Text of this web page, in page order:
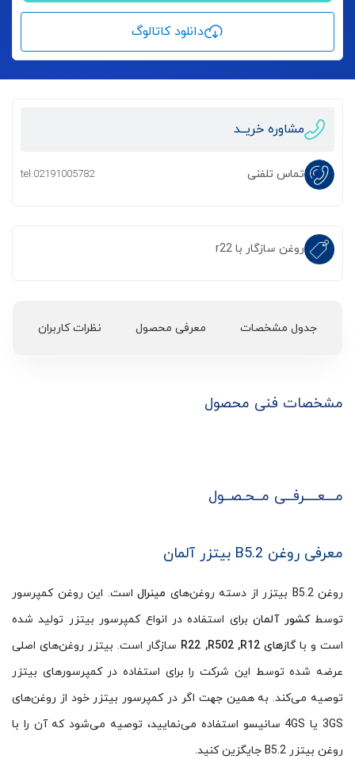
دانلود کاتالوگ
مشاوره خریــد
تماس تلفنی tel:02191005782
روغن سازگار با r22
جدول مشخصات معرفی محصول نظرات کاربران
مشخصات فنی محصول
مـــعــــرفــی مــحـصــول
معرفی روغن B5.2 بیتزر آلمان
روغن B5.2 بیتزر از دسته روغن‌های مینرال است. این روغن کمپرسور
توسطکشور آلمان برای استفاده در انواع کمپرسور بیتزر تولید شده
است و باگازهای R22 ,R502 ,R12
سازگار است. بیتزر روغن‌های اصلی
عرضه شده توسط این شرکت را برای استفاده در کمپرسورهای بیتزر
توصیه می‌کند. به همین جهت اگر در کمپرسور بیتزر خود از روغن‌های
3GS یا 4GS سانیسو استفاده می‌نمایید، توصیه می‌شود که آن را با
روغن بیتزر B5.2 جایگزین کنید.